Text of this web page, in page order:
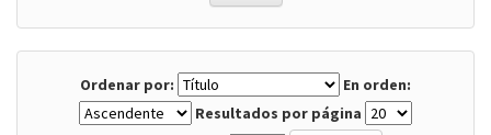
Ordenar por:
En orden:
Resultados por página